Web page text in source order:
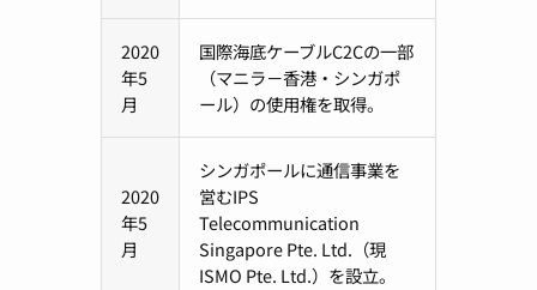
2020
年5
月
国際海底ケーブルC2Cの一部
（マニラ－香港・シンガポ
ール）の使用権を取得。
2020
年5
月
シンガポールに通信事業を
営むIPS
Telecommunication
Singapore Pte. Ltd.（現
ISMO Pte. Ltd.）を設立。